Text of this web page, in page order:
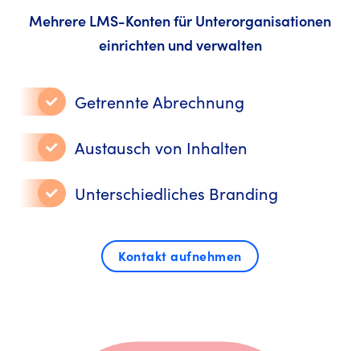
Mehrere LMS-Konten für Unterorganisationen
einrichten und verwalten
Getrennte Abrechnung
Austausch von Inhalten
Unterschiedliches Branding
Kontakt aufnehmen